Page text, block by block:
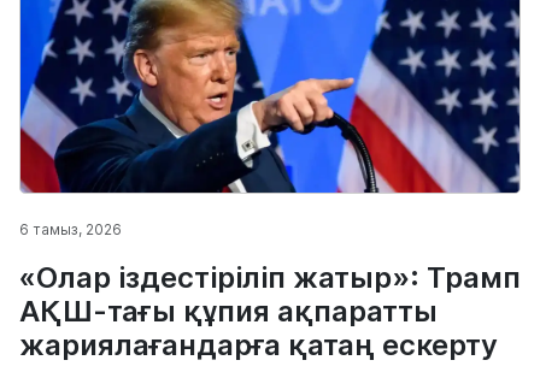
6 тамыз, 2026
«Олар іздестіріліп жатыр»: Трамп
АҚШ-тағы құпия ақпаратты
жариялағандарға қатаң ескерту